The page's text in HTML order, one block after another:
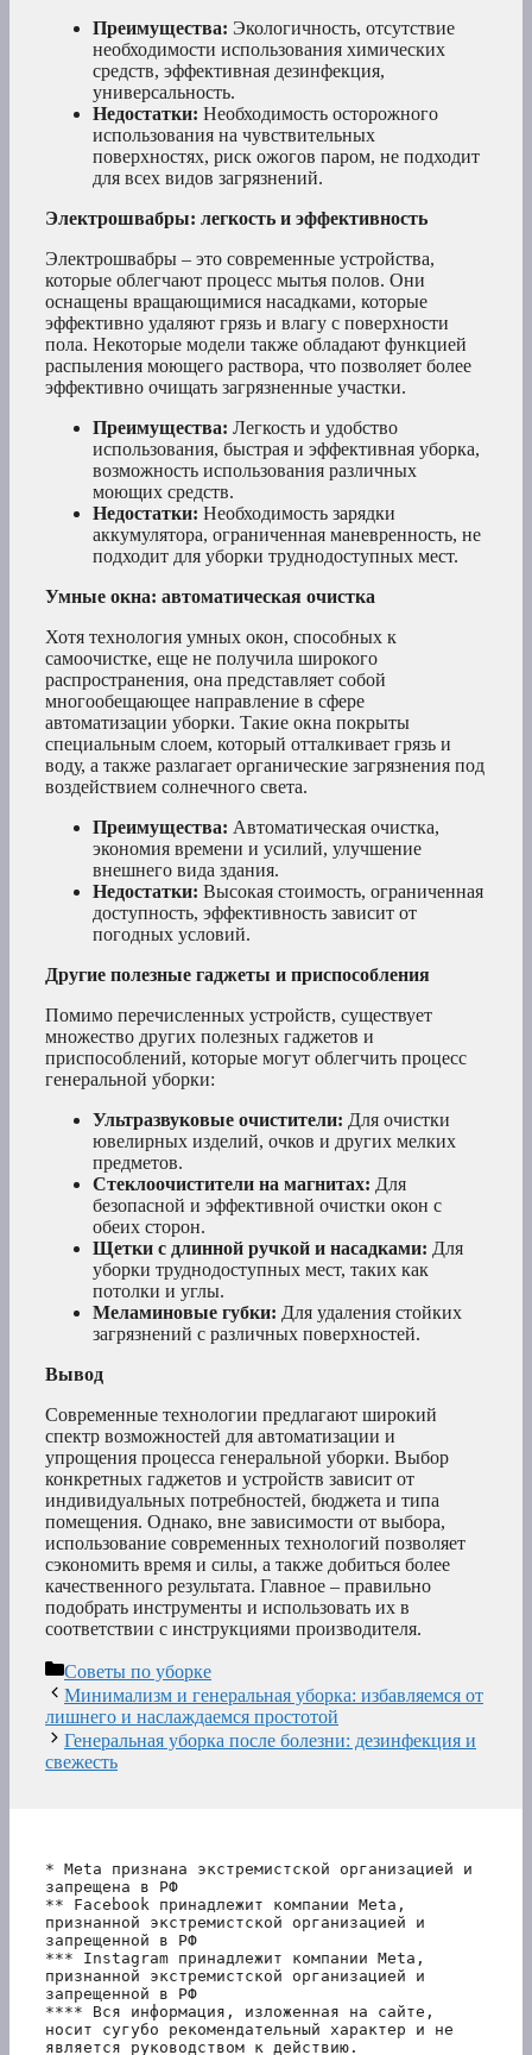
Преимущества: Экологичность, отсутствие
необходимости использования химических
средств, эффективная дезинфекция,
универсальность.
Недостатки: Необходимость осторожного
использования на чувствительных
поверхностях, риск ожогов паром, не подходит
для всех видов загрязнений.
Электрошвабры: легкость и эффективность
Электрошвабры – это современные устройства,
которые облегчают процесс мытья полов. Они
оснащены вращающимися насадками, которые
эффективно удаляют грязь и влагу с поверхности
пола. Некоторые модели также обладают функцией
распыления моющего раствора, что позволяет более
эффективно очищать загрязненные участки.
Преимущества: Легкость и удобство
использования, быстрая и эффективная уборка,
возможность использования различных
моющих средств.
Недостатки: Необходимость зарядки
аккумулятора, ограниченная маневренность, не
подходит для уборки труднодоступных мест.
Умные окна: автоматическая очистка
Хотя технология умных окон, способных к
самоочистке, еще не получила широкого
распространения, она представляет собой
многообещающее направление в сфере
автоматизации уборки. Такие окна покрыты
специальным слоем, который отталкивает грязь и
воду, а также разлагает органические загрязнения под
воздействием солнечного света.
Преимущества: Автоматическая очистка,
экономия времени и усилий, улучшение
внешнего вида здания.
Недостатки: Высокая стоимость, ограниченная
доступность, эффективность зависит от
погодных условий.
Другие полезные гаджеты и приспособления
Помимо перечисленных устройств, существует
множество других полезных гаджетов и
приспособлений, которые могут облегчить процесс
генеральной уборки:
Ультразвуковые очистители: Для очистки
ювелирных изделий, очков и других мелких
предметов.
Стеклоочистители на магнитах: Для
безопасной и эффективной очистки окон с
обеих сторон.
Щетки с длинной ручкой и насадками: Для
уборки труднодоступных мест, таких как
потолки и углы.
Меламиновые губки: Для удаления стойких
загрязнений с различных поверхностей.
Вывод
Современные технологии предлагают широкий
спектр возможностей для автоматизации и
упрощения процесса генеральной уборки. Выбор
конкретных гаджетов и устройств зависит от
индивидуальных потребностей, бюджета и типа
помещения. Однако, вне зависимости от выбора,
использование современных технологий позволяет
сэкономить время и силы, а также добиться более
качественного результата. Главное – правильно
подобрать инструменты и использовать их в
соответствии с инструкциями производителя.
Рубрики
Советы по уборке
Минимализм и генеральная уборка: избавляемся от
лишнего и наслаждаемся простотой
Генеральная уборка после болезни: дезинфекция и
свежесть
* Meta признана экстремистской организацией и
запрещена в РФ
** Facebook принадлежит компании Meta,
признанной экстремистской организацией и
запрещенной в РФ
*** Instagram принадлежит компании Meta,
признанной экстремистской организацией и
запрещенной в РФ
**** Вся информация, изложенная на сайте,
носит сугубо рекомендательный характер и не
является руководством к действию.